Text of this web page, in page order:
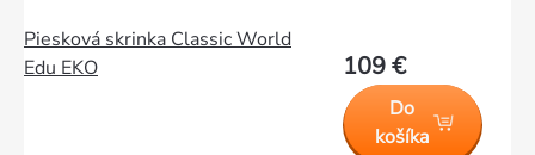
Piesková skrinka Classic World
Edu EKO
109 €
Do
košíka